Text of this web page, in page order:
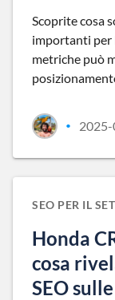
Scoprite cosa
importanti per
metriche può
•
SEO PER IL
Honda
cosa
SEO